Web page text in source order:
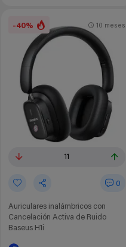
-40%
11
0
Auriculares inalámbricos con
Cancelación Activa de Ruido
Baseus H1i
10 meses